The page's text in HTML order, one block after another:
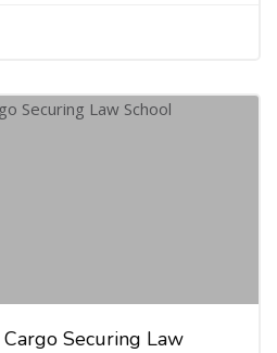
Securing Law